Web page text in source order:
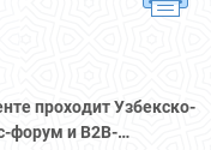
проходит Узбекско-
форум и B2B-